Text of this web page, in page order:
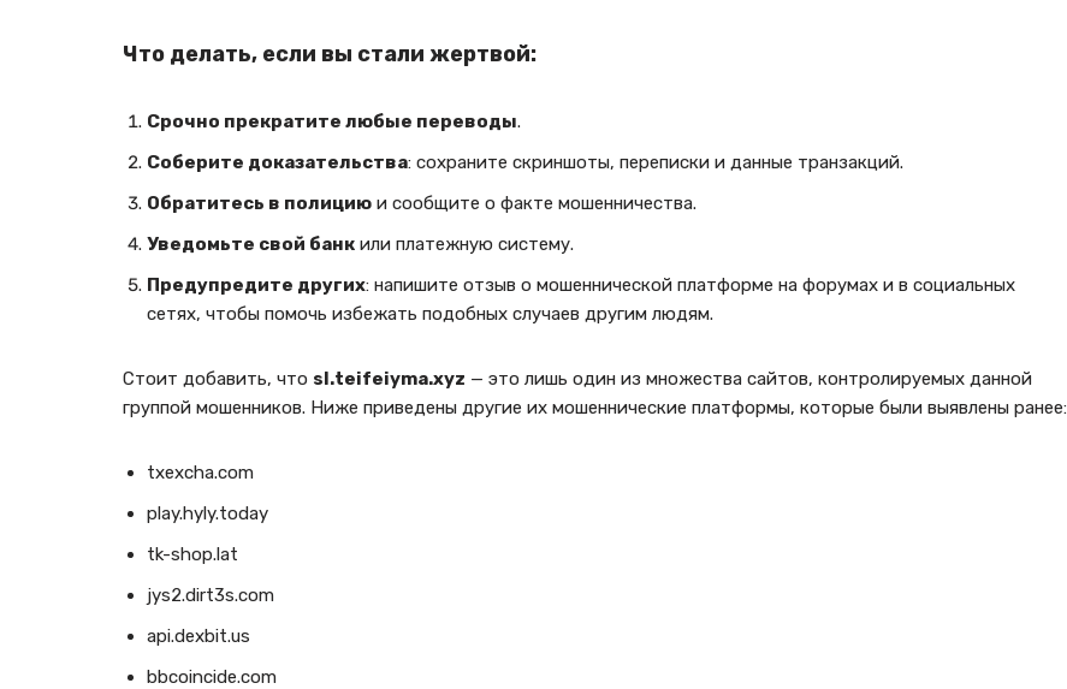
Что делать, если вы стали жертвой:
Срочно прекратите любые переводы.
Соберите доказательства: сохраните скриншоты, переписки и данные транзакций.
Обратитесь в полицию и сообщите о факте мошенничества.
Уведомьте свой банк или платежную систему.
Предупредите других: напишите отзыв о мошеннической платформе на форумах и в социальных
сетях, чтобы помочь избежать подобных случаев другим людям.
Стоит добавить, что sl.teifeiyma.xyz — это лишь один из множества сайтов, контролируемых данной
группой мошенников. Ниже приведены другие их мошеннические платформы, которые были выявлены ранее:
txexcha.com
play.hyly.today
tk-shop.lat
jys2.dirt3s.com
api.dexbit.us
bbcoincide.com